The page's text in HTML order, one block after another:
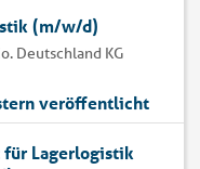
(m/w/d)
Deutschland KG
veröffentlicht
für Lagerlogistik